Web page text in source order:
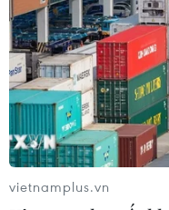
14/07/2019 01:30
Theo thống kê, lượng
hằng năm ở Canada
mỗi năm tại Xứ sở Lá
tỷ lệ tái chế rác ở
vietnamplus.vn